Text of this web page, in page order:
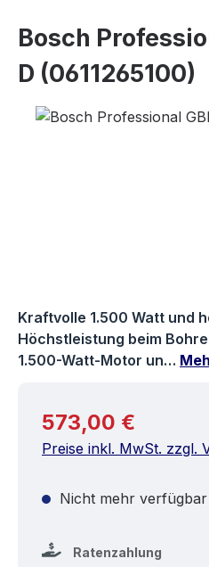
Bosch
D (0611265100)
Bildergalerie überspringen
Kraftvolle 1.500 Watt und
Höchstleistung beim
1.500-Watt-Motor un…
Regulärer Preis:
573,00 €
Preise inkl. MwSt. zzgl.
Nicht mehr verfügbar
Ratenzahlung